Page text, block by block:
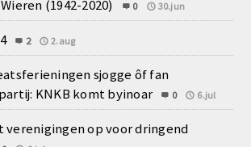
(1942-2020) 0 30.jun
2 2.aug
sjogge ôf fan
KNKB komt byinoar
0 6.jul
verenigingen op voor dringend